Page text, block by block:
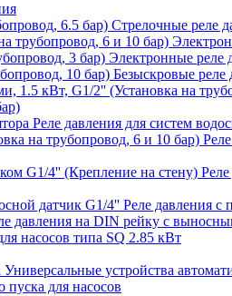
Стрелочные реле
Электронные реле
Безыскровые реле
Реле давления для систем
Реле давления
давления на DIN рейку с
насосов типа SQ 2.85 кВт
Универсальные устройства
пуска для насосов